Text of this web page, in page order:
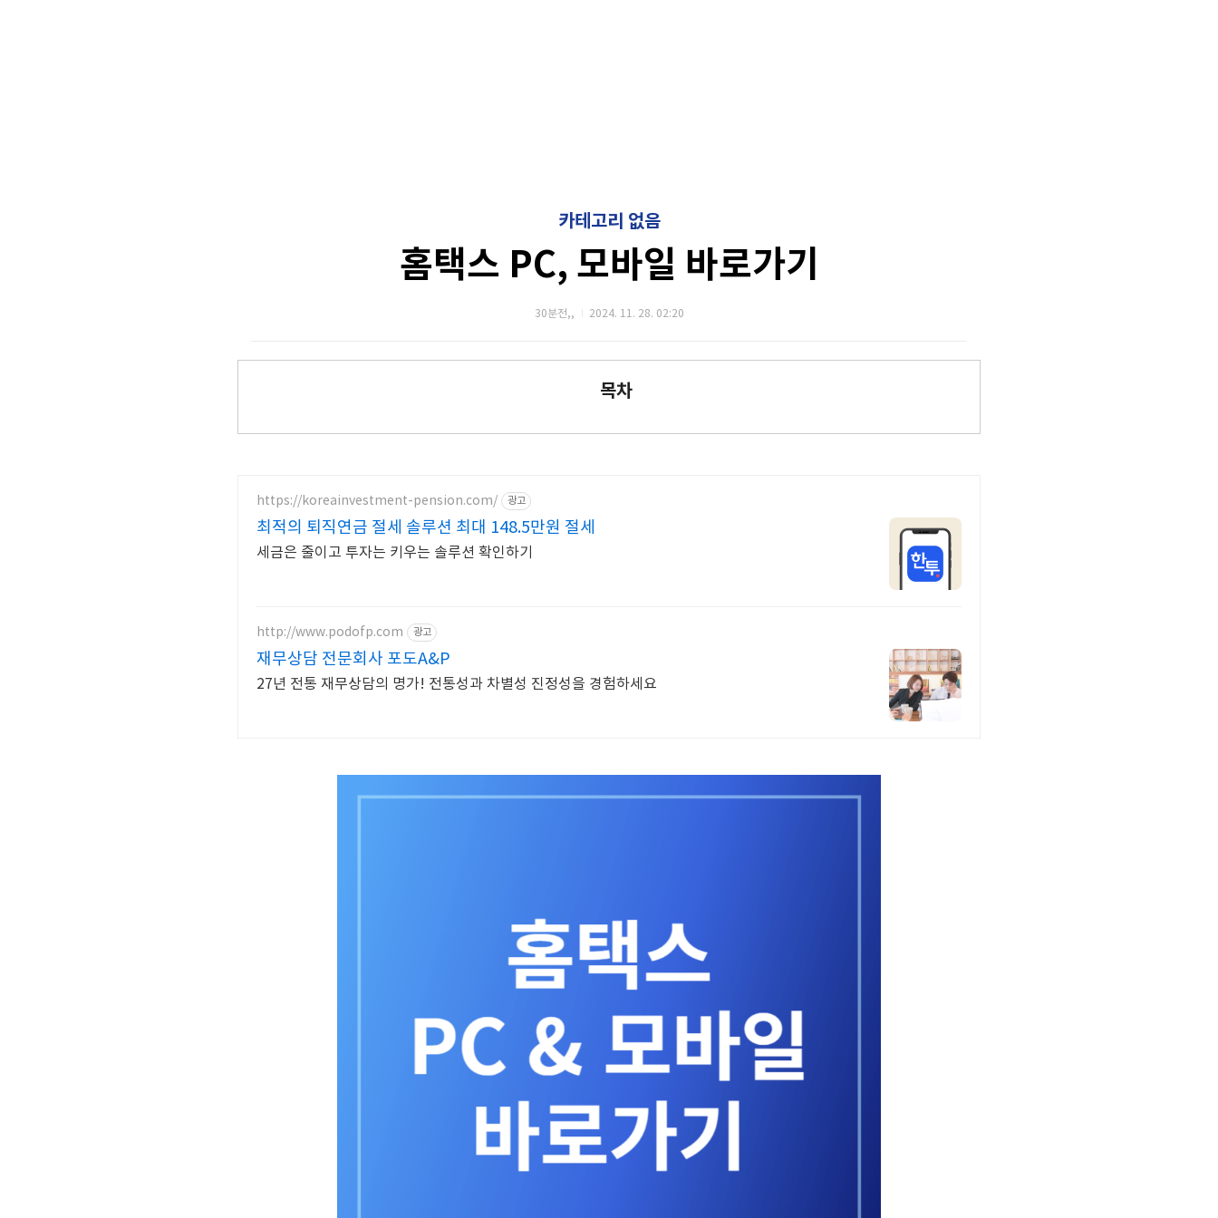
카테고리 없음
홈택스 PC, 모바일 바로가기
30분전,, 2024. 11. 28. 02:20
목차
https://koreainvestment-pension.com/ 광고
최적의 퇴직연금 절세 솔루션 최대 148.5만원 절세
세금은 줄이고 투자는 키우는 솔루션 확인하기
http://www.podofp.com 광고
재무상담 전문회사 포도A&P
27년 전통 재무상담의 명가! 전통성과 차별성 진정성을 경험하세요